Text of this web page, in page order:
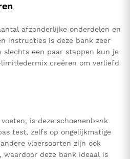
afzonderlijke onderdelen en
instructies is deze bank zeer
slechts een paar stappen kun je
creëren om verliefd
is deze schoenenbank
test, zelfs op ongelijkmatige
vloersoorten zijn ook
waardoor deze bank ideaal is